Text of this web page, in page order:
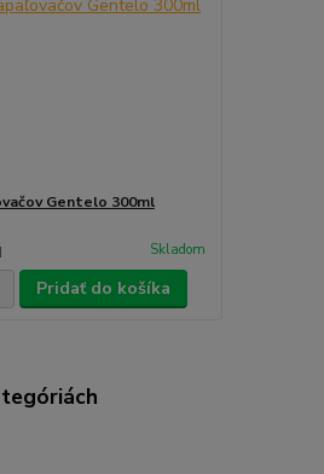
Gentelo 300ml
Skladom
Pridať do košíka